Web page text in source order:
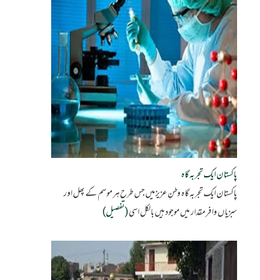
پاکستان ایک تجربہ گاہ
پاکستان ایک تجربہ گاہ وطنِ عزیزمیں جس طرح ہر موسم کے پھل اور
سبزیاں وافر مقدار میں موجود ہیں بالکل اسی(تفصیل)